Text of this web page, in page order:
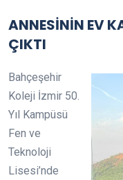
ANNESİNİN EV
ÇIKTI
Bahçeşehir
Koleji İzmir 50.
Yıl Kampüsü
Fen ve
Teknoloji
Lisesi’nde